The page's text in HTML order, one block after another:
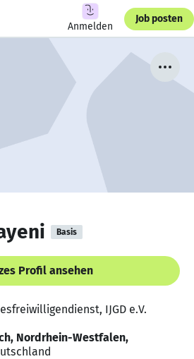
Anmelden
Job posten
Basis
Profil ansehen
IJGD e.V.
Nordrhein-Westfalen,